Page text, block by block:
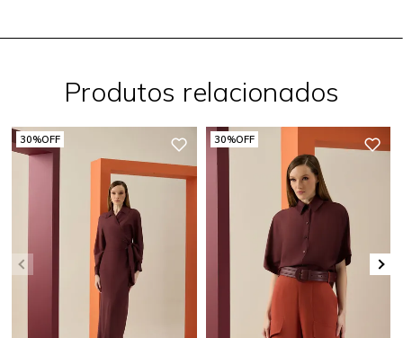
Produtos relacionados
30%OFF 30%OFF